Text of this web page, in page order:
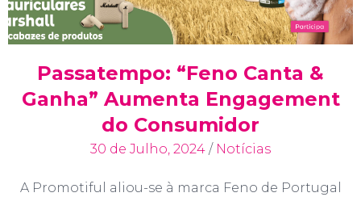
Passatempo: “Feno Canta &
Ganha” Aumenta Engagement
do Consumidor
30 de Julho, 2024 / Notícias
A Promotiful aliou-se à marca Feno de Portugal